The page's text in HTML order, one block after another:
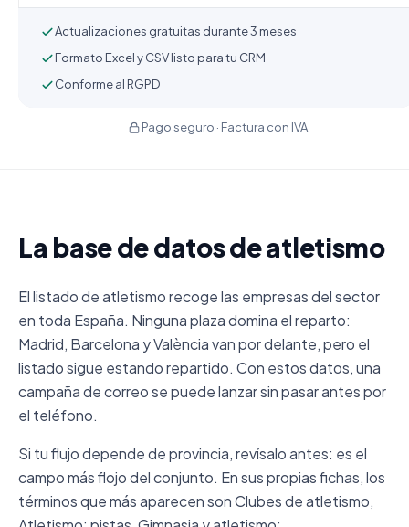
Actualizaciones gratuitas durante 3 meses
Formato Excel y CSV listo para tu CRM
Conforme al RGPD
Pago seguro · Factura con IVA
La base de datos de atletismo
El listado de atletismo recoge las empresas del sector
en toda España. Ninguna plaza domina el reparto:
Madrid, Barcelona y València van por delante, pero el
listado sigue estando repartido. Con estos datos, una
campaña de correo se puede lanzar sin pasar antes por
el teléfono.
Si tu flujo depende de provincia, revísalo antes: es el
campo más flojo del conjunto. En sus propias fichas, los
términos que más aparecen son Clubes de atletismo,